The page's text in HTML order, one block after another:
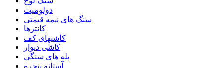
دولومیت
سنگ های نیمه قیمتی
کانترها
کاشیهای کف
کاشی دیوار
پله های سنگی
آستانه پنجره